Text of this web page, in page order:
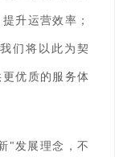
升运营效率；
们将以此为契
优质的服务体
"发展理念，不